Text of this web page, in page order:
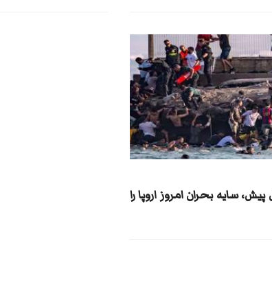
۳۶ سال پیش، سایه بحران امروز اروپا را